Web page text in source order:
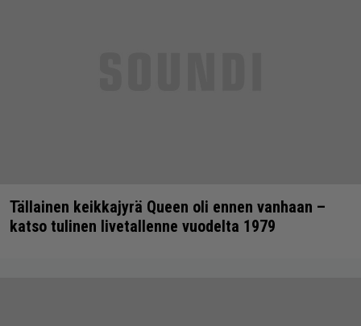
Tällainen keikkajyrä Queen oli ennen vanhaan –
katso tulinen livetallenne vuodelta 1979